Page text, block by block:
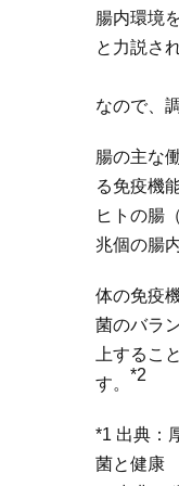
腸内環境
と力説さ
なので、
腸の主な
る免疫機
ヒトの腸
兆個の腸
体の免疫
菌のバラ
上するこ
す。 *2
*1 出典：
菌と健康